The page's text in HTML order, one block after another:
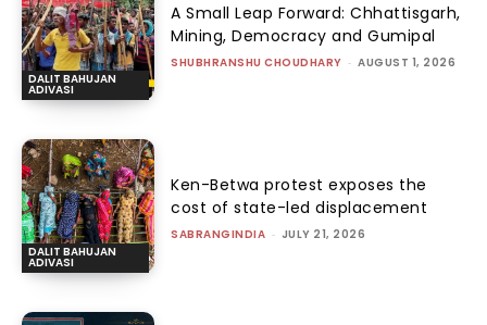
DALIT BAHUJAN
ADIVASI
A Small Leap Forward: Chhattisgarh,
Mining, Democracy and Gumipal
SHUBHRANSHU CHOUDHARY - AUGUST 1, 2026
DALIT BAHUJAN
ADIVASI
Ken-Betwa protest exposes the
cost of state-led displacement
SABRANGINDIA - JULY 21, 2026